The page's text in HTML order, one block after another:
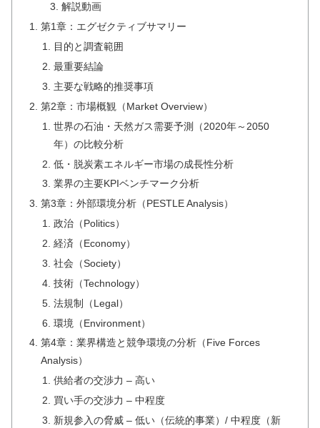
解説動画
第1章：エグゼクティブサマリー
目的と調査範囲
最重要結論
主要な戦略的推奨事項
第2章：市場概観（Market Overview）
世界の石油・天然ガス需要予測（2020年～2050
年）の比較分析
低・脱炭素エネルギー市場の成長性分析
業界の主要KPIベンチマーク分析
第3章：外部環境分析（PESTLE Analysis）
政治（Politics）
経済（Economy）
社会（Society）
技術（Technology）
法規制（Legal）
環境（Environment）
第4章：業界構造と競争環境の分析（Five Forces
Analysis）
供給者の交渉力 – 高い
買い手の交渉力 – 中程度
新規参入の脅威 – 低い（伝統的事業）/ 中程度（新